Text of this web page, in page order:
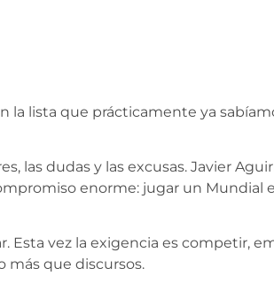
la lista que prácticamente ya
las dudas y las excusas. Javier
enorme: jugar un Mundial
Esta vez la exigencia es competir,
más que discursos.